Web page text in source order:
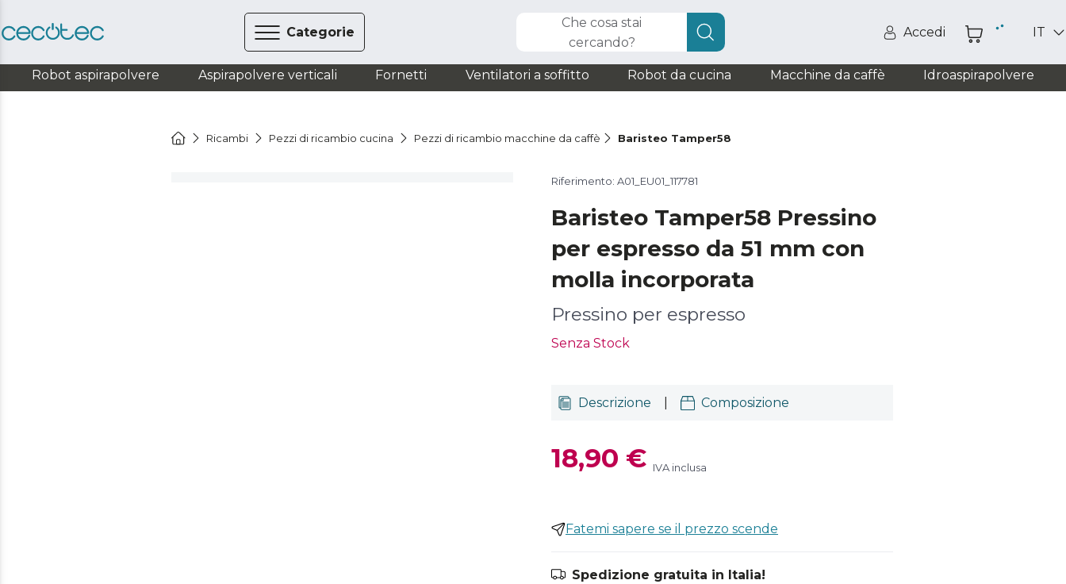
Categorie
Che cosa stai
cercando?
Accedi IT
Robot aspirapolvere Aspirapolvere verticali Fornetti Ventilatori a soffitto Robot da cucina Macchine da caffè Idroaspirapolvere
Ricambi Pezzi di ricambio cucina Pezzi di ricambio macchine da caffè Baristeo Tamper58
Riferimento: A01_EU01_117781
Baristeo Tamper58 Pressino
per espresso da 51 mm con
molla incorporata
Pressino per espresso
Senza Stock
Descrizione Composizione
18,90 € IVA inclusa
Fatemi sapere se il prezzo scende
Spedizione gratuita in Italia!